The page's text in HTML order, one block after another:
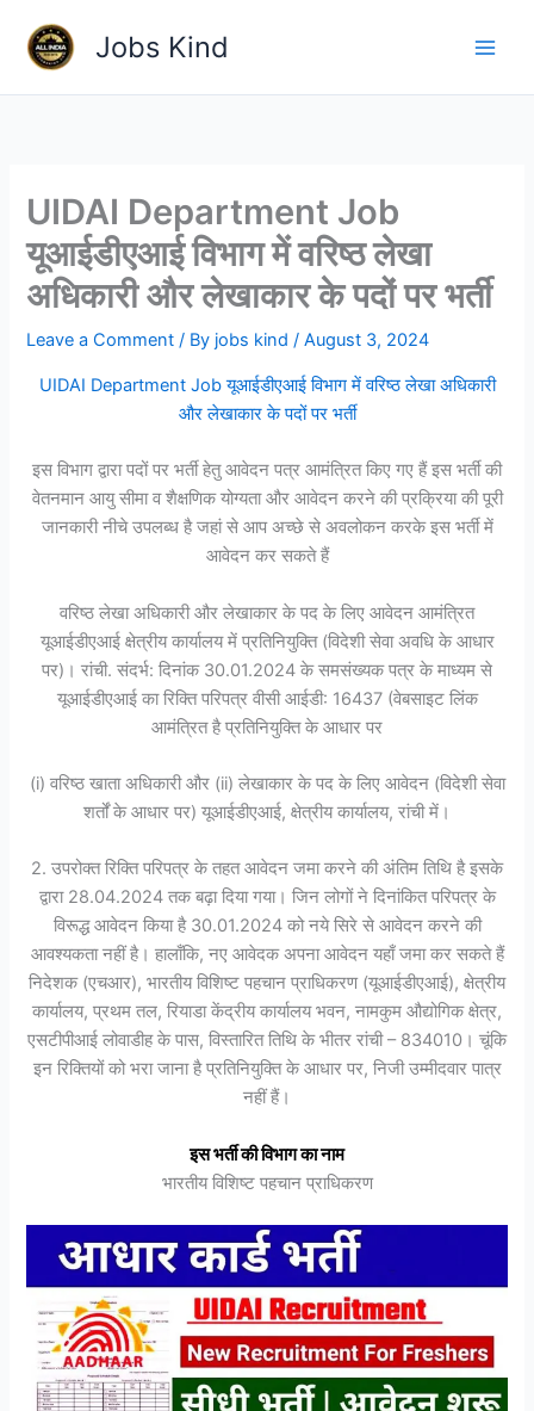
content
Jobs Kind
UIDAI Department Job
यूआईडीएआई विभाग में वरिष्ठ लेखा
अधिकारी और लेखाकार के पदों पर भर्ती
Leave a Comment / By jobs kind/August 3, 2024
UIDAI Department Job यूआईडीएआई विभाग में वरिष्ठ लेखा अधिकारी
और लेखाकार के पदों पर भर्ती
इस विभाग द्वारा पदों पर भर्ती हेतु आवेदन पत्र आमंत्रित किए गए हैं इस भर्ती की
वेतनमान आयु सीमा व शैक्षणिक योग्यता और आवेदन करने की प्रक्रिया की पूरी
जानकारी नीचे उपलब्ध है जहां से आप अच्छे से अवलोकन करके इस भर्ती में
आवेदन कर सकते हैं
वरिष्ठ लेखा अधिकारी और लेखाकार के पद के लिए आवेदन आमंत्रित
यूआईडीएआई क्षेत्रीय कार्यालय में प्रतिनियुक्ति (विदेशी सेवा अवधि के आधार
पर)। रांची. संदर्भ: दिनांक 30.01.2024 के समसंख्यक पत्र के माध्यम से
यूआईडीएआई का रिक्ति परिपत्र वीसी आईडी: 16437 (वेबसाइट लिंक
आमंत्रित है प्रतिनियुक्ति के आधार पर
(i) वरिष्ठ खाता अधिकारी और (ii) लेखाकार के पद के लिए आवेदन (विदेशी सेवा
शर्तों के आधार पर) यूआईडीएआई, क्षेत्रीय कार्यालय, रांची में।
2. उपरोक्त रिक्ति परिपत्र के तहत आवेदन जमा करने की अंतिम तिथि है इसके
द्वारा 28.04.2024 तक बढ़ा दिया गया। जिन लोगों ने दिनांकित परिपत्र के
विरूद्ध आवेदन किया है 30.01.2024 को नये सिरे से आवेदन करने की
आवश्यकता नहीं है। हालाँकि, नए आवेदक अपना आवेदन यहाँ जमा कर सकते हैं
निदेशक (एचआर), भारतीय विशिष्ट पहचान प्राधिकरण (यूआईडीएआई), क्षेत्रीय
कार्यालय, प्रथम तल, रियाडा केंद्रीय कार्यालय भवन, नामकुम औद्योगिक क्षेत्र,
एसटीपीआई लोवाडीह के पास, विस्तारित तिथि के भीतर रांची – 834010। चूंकि
इन रिक्तियों को भरा जाना है प्रतिनियुक्ति के आधार पर, निजी उम्मीदवार पात्र
नहीं हैं।
इस भर्ती की विभाग का नाम
भारतीय विशिष्ट पहचान प्राधिकरण